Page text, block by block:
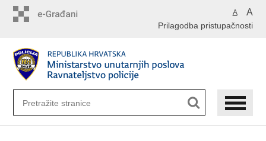
A A
Prilagodba pristupačnosti